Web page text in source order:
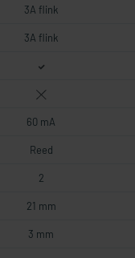
3A flink
3A flink
60 mA
Reed
2
21 mm
3 mm